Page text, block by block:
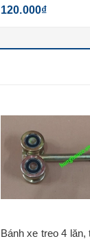
1 dưới)
120.000₫
Bánh xe treo 4 lăn,